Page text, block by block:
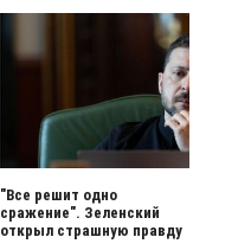
"Все решит одно
сражение". Зеленский
открыл страшную правду